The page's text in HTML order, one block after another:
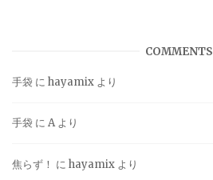
COMMENTS
手袋 に hayamix より
手袋 に Aより
焦らず！ に hayamix より